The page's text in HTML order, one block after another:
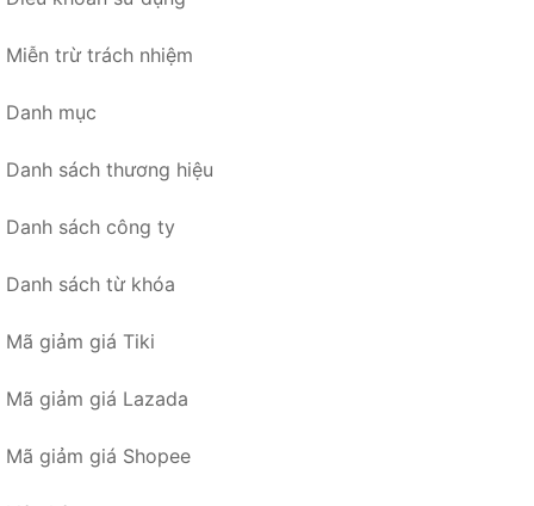
Miễn trừ trách nhiệm
Danh mục
Danh sách thương hiệu
Danh sách công ty
Danh sách từ khóa
Mã giảm giá Tiki
Mã giảm giá Lazada
Mã giảm giá Shopee